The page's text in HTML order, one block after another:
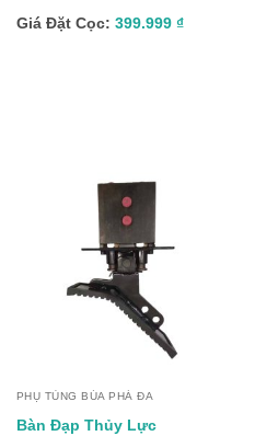
Giá Đặt Cọc: 399.999 ₫
PHỤ TÙNG BÚA PHÁ ĐA
Bàn Đạp Thủy Lực